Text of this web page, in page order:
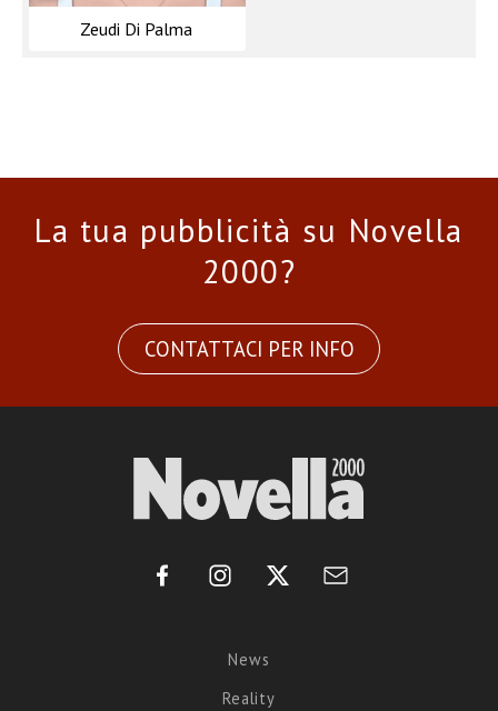
Zeudi Di Palma
La tua pubblicità su Novella
2000?
CONTATTACI PER INFO
News
Reality